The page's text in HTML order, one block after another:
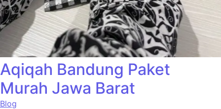
Aqiqah Bandung Paket
Murah Jawa Barat
Blog